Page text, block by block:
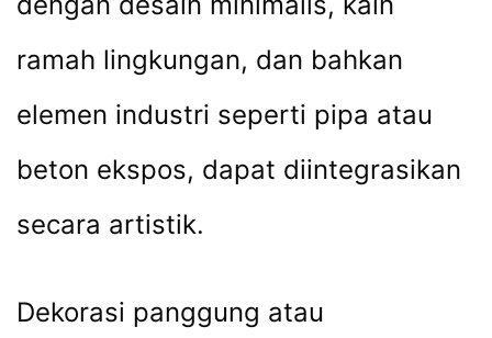
ramah lingkungan, dan bahkan
elemen industri seperti pipa atau
beton ekspos, dapat diintegrasikan
secara artistik.
Dekorasi panggung atau